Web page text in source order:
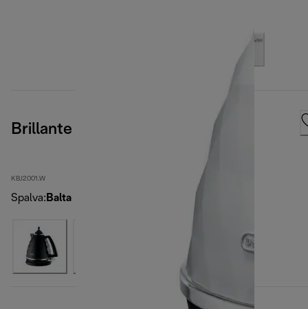
Brillante
KBJ2001.W
Spalva: Balta